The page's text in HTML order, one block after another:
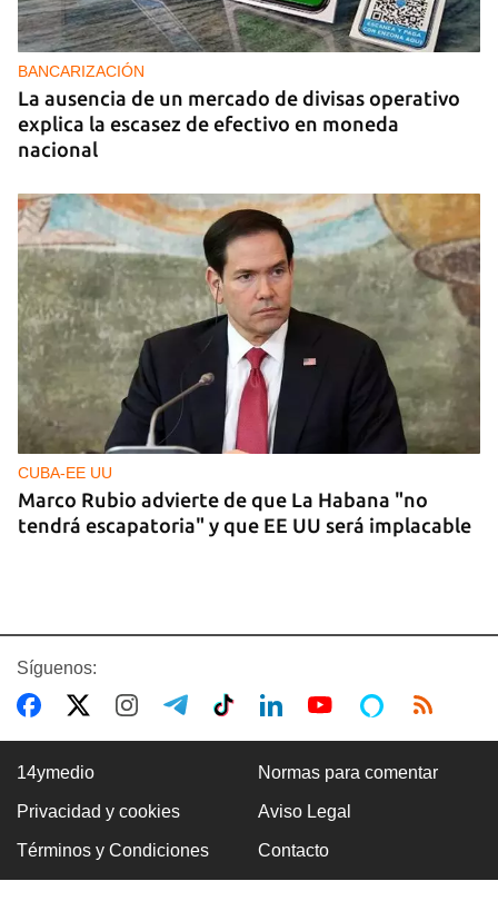
BANCARIZACIÓN
La ausencia de un mercado de divisas operativo
explica la escasez de efectivo en moneda
nacional
CUBA-EE UU
Marco Rubio advierte de que La Habana "no
tendrá escapatoria" y que EE UU será implacable
OPINIÓN
Petro regresa de Cuba con un discurso
Síguenos:
14ymedio Normas para comentar
Privacidad y cookies Aviso Legal
Términos y Condiciones Contacto